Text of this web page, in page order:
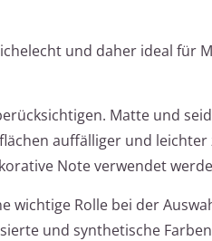
und daher ideal für
Matte und
auffälliger und leichter
Note verwendet
wichtige Rolle bei der
und synthetische